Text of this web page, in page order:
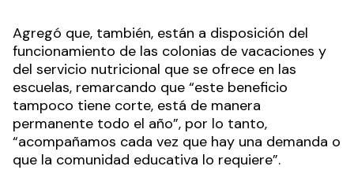
Agregó que, también, están a disposición del
funcionamiento de las colonias de vacaciones y
del servicio nutricional que se ofrece en las
escuelas, remarcando que “este beneficio
tampoco tiene corte, está de manera
permanente todo el año”, por lo tanto,
“acompañamos cada vez que hay una demanda o
que la comunidad educativa lo requiere”.